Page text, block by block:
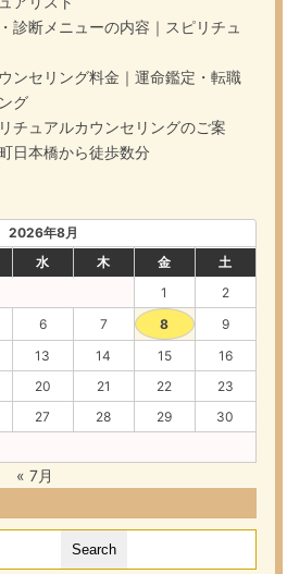
診断メニューの内容｜スピリチュ
ンセリング料金｜運命鑑定・転職
グ
チュアルカウンセリングのご案
日本橋から徒歩数分
2026年8月
水 木 金
土
1
2
6 7 8
9
13 14 15
16
20 21 22
23
27 28 29
30
« 7月